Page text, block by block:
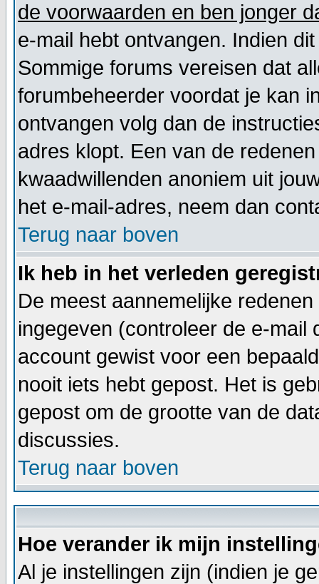
de voorwaarden en ben jonger
e-mail hebt ontvangen. Indien
Sommige forums vereisen dat
forumbeheerder voordat je kan
ontvangen volg dan de
adres klopt. Een van de
kwaadwillenden anoniem uit
het e-mail-adres, neem dan
Terug naar boven
Ik heb in het verleden
De meest aannemelijke
ingegeven (controleer de e-mail
account gewist voor een
nooit iets hebt gepost. Het is
gepost om de grootte van de
discussies.
Terug naar boven
Hoe verander ik mijn
Al je instellingen zijn (indien je